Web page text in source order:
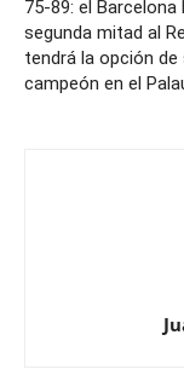
75-89: el Barcelona
segunda mitad al
tendrá la opción de
campeón en el